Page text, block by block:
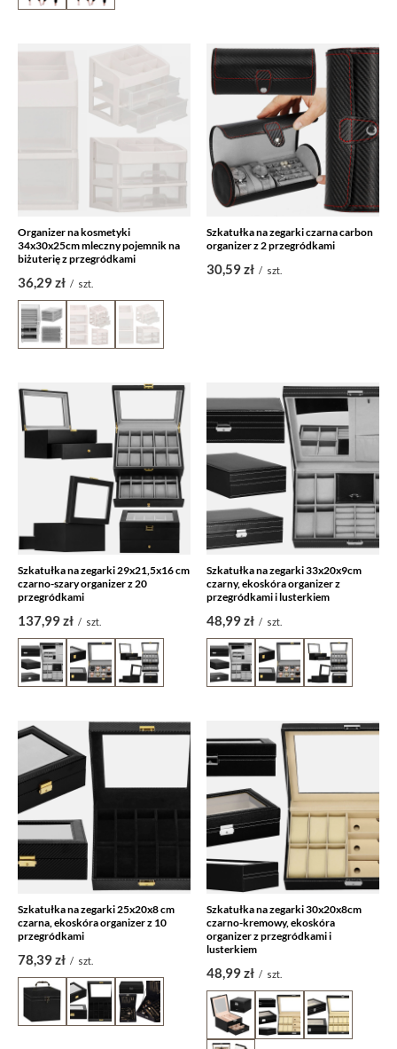
Organizer na kosmetyki
34x30x25cm mleczny pojemnik na
biżuterię z przegródkami
36,29 zł / szt.
Szkatułka na zegarki czarna carbon
organizer z 2 przegródkami
30,59 zł / szt.
Szkatułka na zegarki 29x21,5x16 cm
czarno-szary organizer z 20
przegródkami
137,99 zł / szt.
Szkatułka na zegarki 33x20x9cm
czarny, ekoskóra organizer z
przegródkami i lusterkiem
48,99 zł / szt.
Szkatułka na zegarki 25x20x8 cm
czarna, ekoskóra organizer z 10
przegródkami
78,39 zł / szt.
Szkatułka na zegarki 30x20x8cm
czarno-kremowy, ekoskóra
organizer z przegródkami i
lusterkiem
48,99 zł / szt.